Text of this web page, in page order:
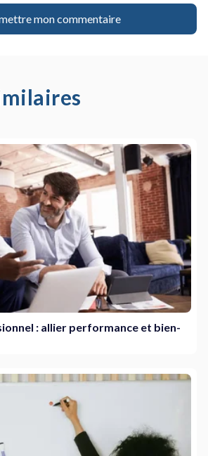
: allier performance et bien-